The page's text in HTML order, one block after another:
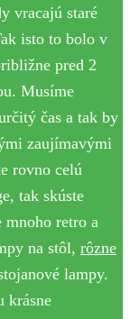
vracajú staré
isto to bolo v
pred 2
Musíme
čas a tak by
zaujímavými
rovno celú
tak skúste
mnoho retro a
na stôl, rôzne
lampy.
krásne